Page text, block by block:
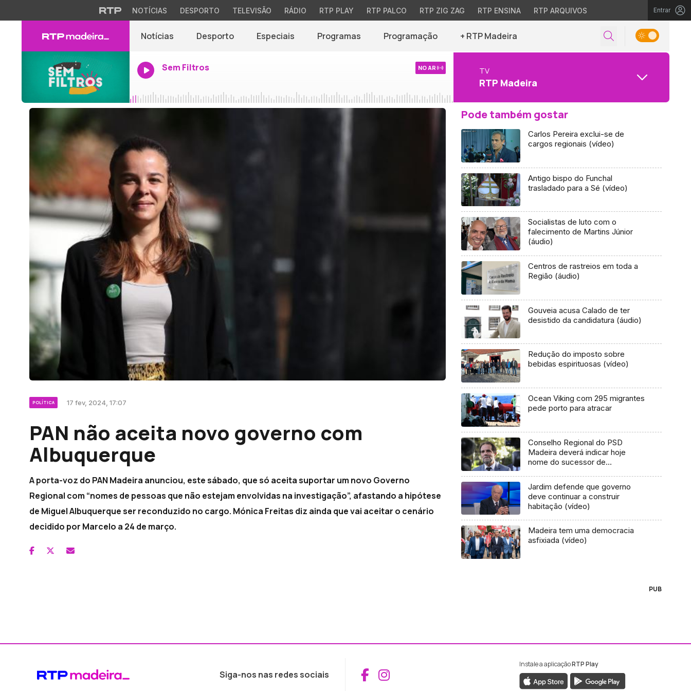
NOTÍCIAS DESPORTO TELEVISÃO RÁDIO RTP PLAY RTP PALCO RTP ZIG ZAG RTP ENSINA RTP ARQUIVOS Entrar
Notícias Desporto Especiais Programas Programação + RTP Madeira
Sem Filtros NO AR TV
RTP Madeira
POLÍTICA 17 fev, 2024, 17:07
PAN não aceita novo governo com
Albuquerque
A porta-voz do PAN Madeira anunciou, este sábado, que só aceita suportar um novo Governo
Regional com “nomes de pessoas que não estejam envolvidas na investigação”, afastando a hipótese
de Miguel Albuquerque ser reconduzido no cargo. Mónica Freitas diz ainda que vai aceitar o cenário
decidido por Marcelo a 24 de março.
Pode também gostar
Carlos Pereira exclui-se de
cargos regionais (vídeo)
Antigo bispo do Funchal
trasladado para a Sé (vídeo)
Socialistas de luto com o
falecimento de Martins Júnior
(áudio)
Centros de rastreios em toda a
Região (áudio)
Gouveia acusa Calado de ter
desistido da candidatura (áudio)
Redução do imposto sobre
bebidas espirituosas (vídeo)
Ocean Viking com 295 migrantes
pede porto para atracar
Conselho Regional do PSD
Madeira deverá indicar hoje
nome do sucessor de
Jardim defende que governo
deve continuar a construir
habitação (vídeo)
Madeira tem uma democracia
asfixiada (vídeo)
PUB
Siga-nos nas redes sociais Aceder ao Facebook da RTP Madeira
Aceder ao Instagram da RTP Madeira
Instale a aplicaçãoRTP Play